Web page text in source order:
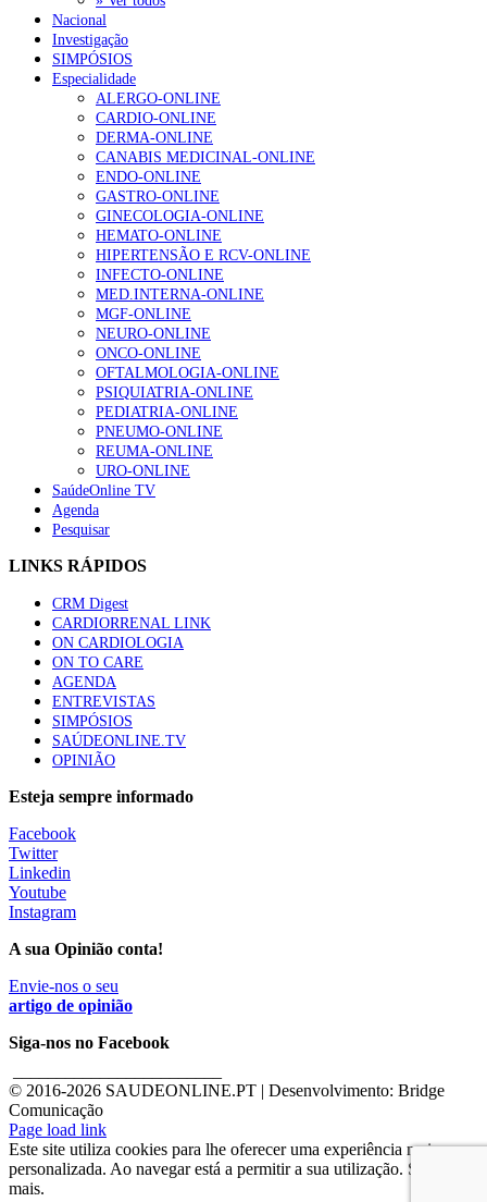
Nacional
Investigação
SIMPÓSIOS
Especialidade
ALERGO-ONLINE
CARDIO-ONLINE
DERMA-ONLINE
CANABIS MEDICINAL-ONLINE
ENDO-ONLINE
GASTRO-ONLINE
GINECOLOGIA-ONLINE
HEMATO-ONLINE
HIPERTENSÃO E RCV-ONLINE
INFECTO-ONLINE
MED.INTERNA-ONLINE
MGF-ONLINE
NEURO-ONLINE
ONCO-ONLINE
OFTALMOLOGIA-ONLINE
PSIQUIATRIA-ONLINE
PEDIATRIA-ONLINE
PNEUMO-ONLINE
REUMA-ONLINE
URO-ONLINE
SaúdeOnline TV
Agenda
Pesquisar
LINKS RÁPIDOS
CRM Digest
CARDIORRENAL LINK
ON CARDIOLOGIA
ON TO CARE
AGENDA
ENTREVISTAS
SIMPÓSIOS
SAÚDEONLINE.TV
OPINIÃO
Esteja sempre informado
Facebook
Twitter
Linkedin
Youtube
Instagram
A sua Opinião conta!
Envie-nos o seu
artigo de opinião
Siga-nos no Facebook
© 2016-2026 SAUDEONLINE.PT | Desenvolvimento: Bridge
Comunicação
Page load link
Este site utiliza cookies para lhe oferecer uma experiência mais
personalizada. Ao navegar está a permitir a sua utilização. Saber
mais.